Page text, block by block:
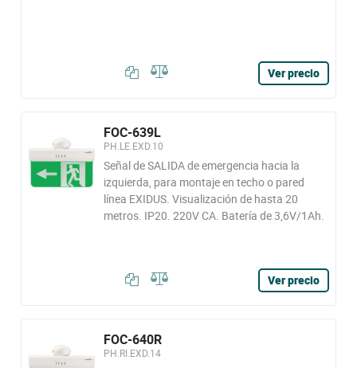
Ver precio
FOC-639L
PH.LE.EXD.10
Señal de SALIDA de emergencia hacia la
izquierda, para montaje en techo o pared
línea EXIDUS. Visualización de hasta 20
metros. IP20. 220V CA. Batería de 3,6V/1Ah.
Ver precio
FOC-640R
PH.RI.EXD.14